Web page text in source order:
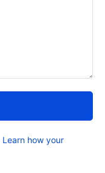
Learn how your